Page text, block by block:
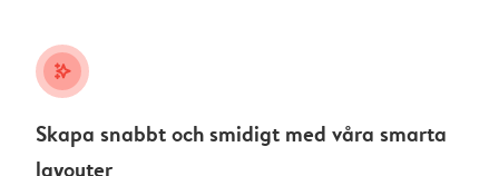
stars_plus
Skapa snabbt och smidigt med våra smarta
layouter